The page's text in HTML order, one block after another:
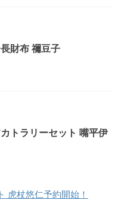
財布 禰豆子
トラリーセット 嘴平伊
虎杖悠仁予約開始！